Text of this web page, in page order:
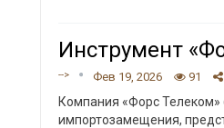
Инструмент
--> Фев 19, 2026 91
Компания «Форс Телеком»
импортозамещения,